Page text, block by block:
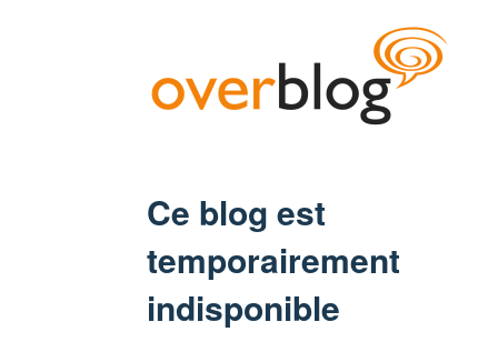
Ce blog est
temporairement
indisponible